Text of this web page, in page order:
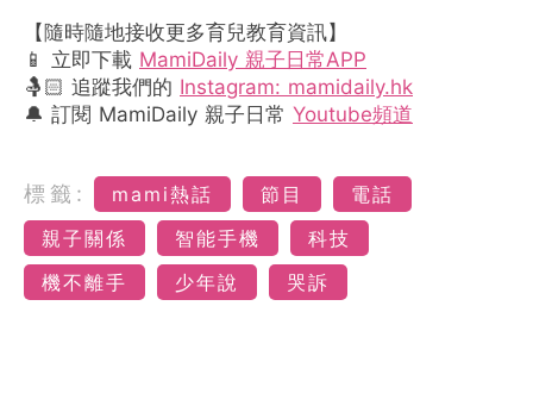
【隨時隨地接收更多育兒教育資訊】
📱 立即下載 MamiDaily 親子日常APP
🤱🏻 追蹤我們的 Instagram: mamidaily.hk
🔔 訂閱 MamiDaily 親子日常 Youtube頻道
標籤: mami熱話 節目
電話
親子關係
智能手機
科技
機不離手
少年說 哭訴